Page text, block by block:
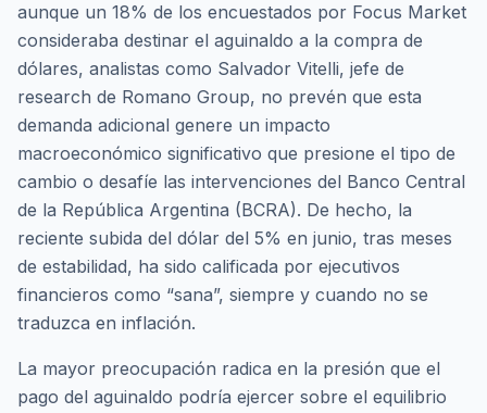
aunque un 18% de los encuestados por Focus Market
consideraba destinar el aguinaldo a la compra de
dólares, analistas como Salvador Vitelli, jefe de
research de Romano Group, no prevén que esta
demanda adicional genere un impacto
macroeconómico significativo que presione el tipo de
cambio o desafíe las intervenciones del Banco Central
de la República Argentina (BCRA). De hecho, la
reciente subida del dólar del 5% en junio, tras meses
de estabilidad, ha sido calificada por ejecutivos
financieros como “sana”, siempre y cuando no se
traduzca en inflación.
La mayor preocupación radica en la presión que el
pago del aguinaldo podría ejercer sobre el equilibrio